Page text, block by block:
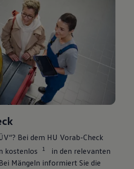
Bei dem HU Vorab-Check
kostenlos 1
in den relevanten
Mängeln informiert Sie die